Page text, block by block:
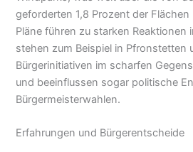
geforderten 1,8 Prozent der
Pläne führen zu starken Reaktionen
stehen zum Beispiel in Pfronstetten
Bürgerinitiativen im scharfen
und beeinflussen sogar politische
Bürgermeisterwahlen.
Erfahrungen und Bürgerentscheide